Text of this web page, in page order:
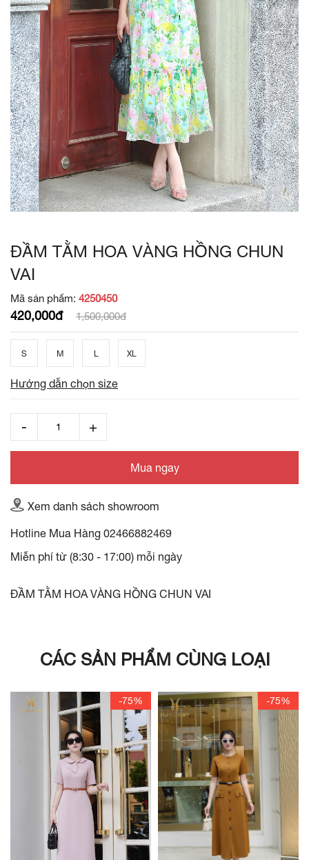
ĐẦM TẰM HOA VÀNG HỒNG CHUN
VAI
Mã sản phẩm: 4250450
420,000đ 1,500,000đ
S M L XL
Hướng dẫn chọn size
Mua ngay
Xem danh sách showroom
Hotline Mua Hàng 02466882469
Miễn phí từ (8:30 - 17:00) mỗi ngày
ĐẦM TẰM HOA VÀNG HỒNG CHUN VAI
CÁC SẢN PHẨM CÙNG LOẠI
-75% -75%